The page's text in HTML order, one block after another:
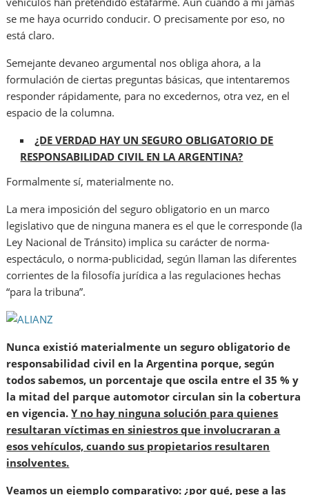
se me haya ocurrido conducir. O precisamente por eso, no
está claro.
Semejante devaneo argumental nos obliga ahora, a la
formulación de ciertas preguntas básicas, que intentaremos
responder rápidamente, para no excedernos, otra vez, en el
espacio de la columna.
¿DE VERDAD HAY UN SEGURO OBLIGATORIO DE
RESPONSABILIDAD CIVIL EN LA ARGENTINA?
Formalmente sí, materialmente no.
La mera imposición del seguro obligatorio en un marco
legislativo que de ninguna manera es el que le corresponde (la
Ley Nacional de Tránsito) implica su carácter de norma-
espectáculo, o norma-publicidad, según llaman las diferentes
corrientes de la filosofía jurídica a las regulaciones hechas
“para la tribuna”.
Nunca existió materialmente un seguro obligatorio de
responsabilidad civil en la Argentina porque, según
todos sabemos, un porcentaje que oscila entre el 35 % y
la mitad del parque automotor circulan sin la cobertura
en vigencia.Y no hay ninguna solución para quienes
resultaran víctimas en siniestros que involucraran a
esos vehículos, cuando sus propietarios resultaren
insolventes.
Veamos un ejemplo comparativo: ¿por qué, pese a las